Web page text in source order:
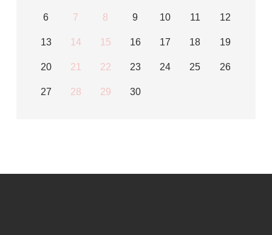
6 7 8 9 10 11 12
13 14 15 16 17 18 19
20 21 22 23 24 25 26
27 28 29 30